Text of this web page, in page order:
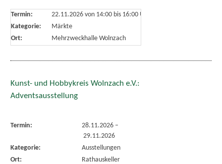
Termin: 22.11.2026 von 14:00bis 16:00 Uhr
Kategorie:
Märkte
Ort:
Mehrzweckhalle Wolnzach
Kunst- und Hobbykreis Wolnzach e.V.:
Adventsausstellung
Termin: 28.11.2026–
29.11.2026
Kategorie:
Ausstellungen
Ort:
Rathauskeller